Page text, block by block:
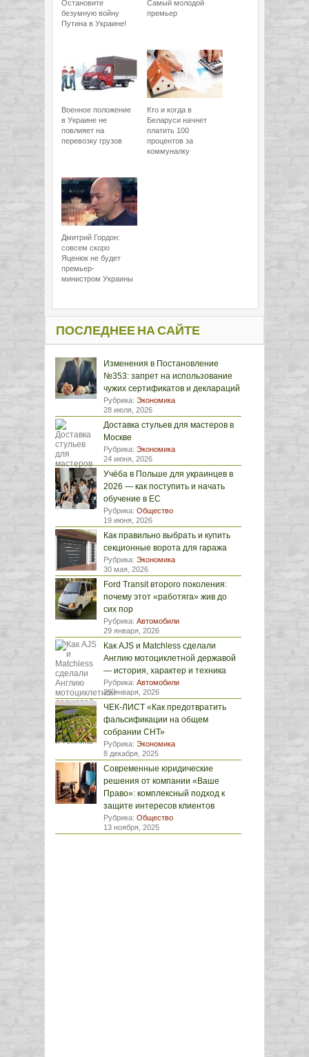
Остановите
безумную войну
Путина в Украине!
Самый молодой
премьер
Военное положение
в Украине не
повлияет на
перевозку грузов
Кто и когда в
Беларуси начнет
платить 100
процентов за
коммуналку
Дмитрий Гордон:
совсем скоро
Яценюк не будет
премьер-
министром Украины
ПОСЛЕДНЕЕ НА САЙТЕ
Изменения в Постановление
№353: запрет на использование
чужих сертификатов и деклараций
Рубрика: Экономика
28 июля, 2026
Доставка стульев для мастеров в
Москве
Рубрика: Экономика
24 июня, 2026
Учёба в Польше для украинцев в
2026 — как поступить и начать
обучение в ЕС
Рубрика: Общество
19 июня, 2026
Как правильно выбрать и купить
секционные ворота для гаража
Рубрика: Экономика
30 мая, 2026
Ford Transit второго поколения:
почему этот «работяга» жив до
сих пор
Рубрика: Автомобили
29 января, 2026
Как AJS и Matchless сделали
Англию мотоциклетной державой
— история, характер и техника
Рубрика: Автомобили
29 января, 2026
ЧЕК-ЛИСТ «Как предотвратить
фальсификации на общем
собрании СНТ»
Рубрика: Экономика
8 декабря, 2025
Современные юридические
решения от компании «Ваше
Право»: комплексный подход к
защите интересов клиентов
Рубрика: Общество
13 ноября, 2025